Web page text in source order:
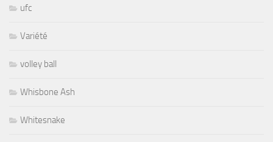
ufc
Variété
volley ball
Whisbone Ash
Whitesnake